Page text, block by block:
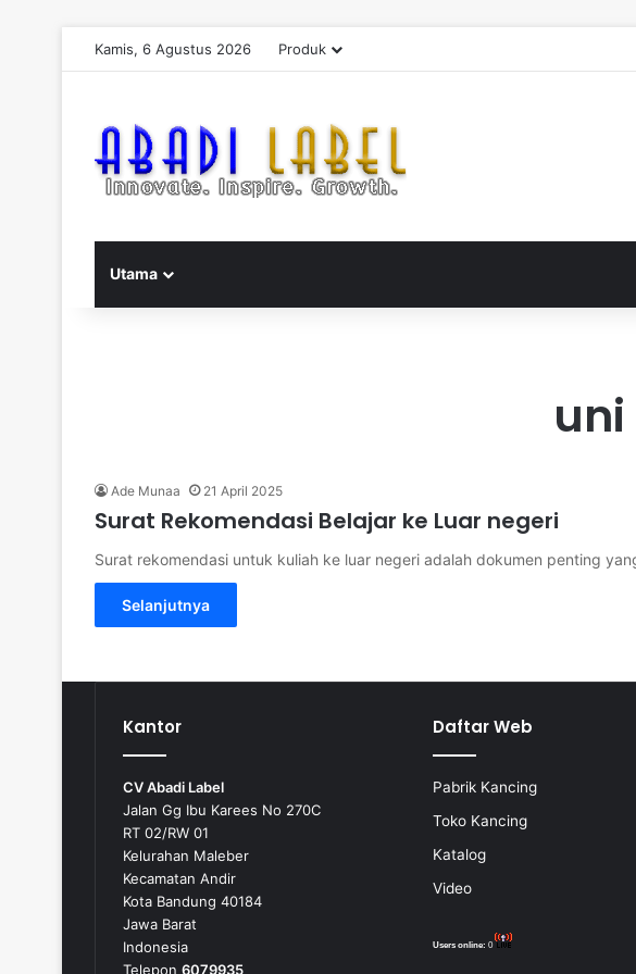
Kamis, 6 Agustus 2026 Produk
Utama
Ade Munaa 21 April 2025
Surat Rekomendasi Belajar ke Luar negeri
Surat rekomendasi untuk kuliah ke luar negeri adalah dokumen penting
Selanjutnya
Kantor
CV Abadi Label
Jalan Gg Ibu Karees No 270C
RT 02/RW 01
Kelurahan Maleber
Kecamatan Andir
Kota Bandung 40184
Jawa Barat
Indonesia
Telepon 6079935
Daftar Web
Pabrik Kancing
Toko Kancing
Katalog
Video
Users online: 0